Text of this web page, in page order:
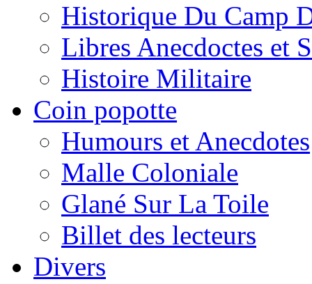
Historique Du Camp
Libres Anecdoctes et
Histoire Militaire
Coin popotte
Humours et Anecdotes
Malle Coloniale
Glané Sur La Toile
Billet des lecteurs
Divers